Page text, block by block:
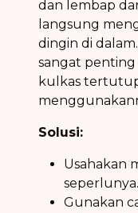
dan lembap
langsung
dingin di
sangat
kulkas
Solusi:
Usahakan
seperlunya.
Gunakan